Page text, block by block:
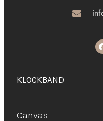
KLOCKBAND
Canvas